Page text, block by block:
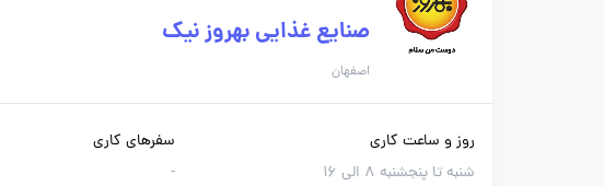
صنایع غذایی بهروز نیک
اصفهان
روز و ساعت کاری
شنبه تا پنجشنبه 8 الی 16
سفرهای کاری
-